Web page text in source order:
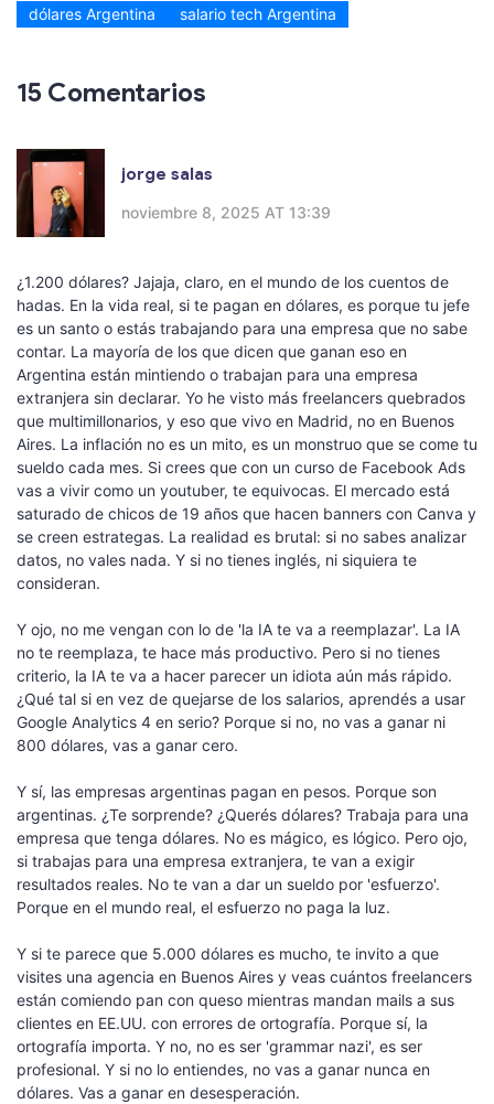
dólares Argentina salario tech Argentina
15 Comentarios
jorge salas
noviembre 8, 2025 AT 13:39
¿1.200 dólares? Jajaja, claro, en el mundo de los cuentos de
hadas. En la vida real, si te pagan en dólares, es porque tu jefe
es un santo o estás trabajando para una empresa que no sabe
contar. La mayoría de los que dicen que ganan eso en
Argentina están mintiendo o trabajan para una empresa
extranjera sin declarar. Yo he visto más freelancers quebrados
que multimillonarios, y eso que vivo en Madrid, no en Buenos
Aires. La inflación no es un mito, es un monstruo que se come tu
sueldo cada mes. Si crees que con un curso de Facebook Ads
vas a vivir como un youtuber, te equivocas. El mercado está
saturado de chicos de 19 años que hacen banners con Canva y
se creen estrategas. La realidad es brutal: si no sabes analizar
datos, no vales nada. Y si no tienes inglés, ni siquiera te
consideran.
Y ojo, no me vengan con lo de 'la IA te va a reemplazar'. La IA
no te reemplaza, te hace más productivo. Pero si no tienes
criterio, la IA te va a hacer parecer un idiota aún más rápido.
¿Qué tal si en vez de quejarse de los salarios, aprendés a usar
Google Analytics 4 en serio? Porque si no, no vas a ganar ni
800 dólares, vas a ganar cero.
Y sí, las empresas argentinas pagan en pesos. Porque son
argentinas. ¿Te sorprende? ¿Querés dólares? Trabaja para una
empresa que tenga dólares. No es mágico, es lógico. Pero ojo,
si trabajas para una empresa extranjera, te van a exigir
resultados reales. No te van a dar un sueldo por 'esfuerzo'.
Porque en el mundo real, el esfuerzo no paga la luz.
Y si te parece que 5.000 dólares es mucho, te invito a que
visites una agencia en Buenos Aires y veas cuántos freelancers
están comiendo pan con queso mientras mandan mails a sus
clientes en EE.UU. con errores de ortografía. Porque sí, la
ortografía importa. Y no, no es ser 'grammar nazi', es ser
profesional. Y si no lo entiendes, no vas a ganar nunca en
dólares. Vas a ganar en desesperación.